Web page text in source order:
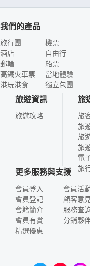
我們的產品
旅行團
酒店
郵輪
高鐵火車票
港玩港食
機票
自由行
船票
當地體驗
獨立包團
旅遊資訊
旅遊攻略
旅
旅
旅
旅
旅
電
旅
更多服務與支援
會員登入
會員登記
會籍簡介
會員有賞
精選優惠
會員活
顧客意見
服務查
分銷夥